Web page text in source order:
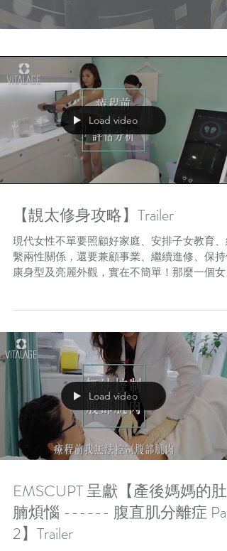
Load video
【靚太修身攻略】Trailer
現代女性不單要照顧好家庭、安排子女教育、
繫兩性關係，還要兼顧事業、繼續進修、保持
康身型及亮麗外觀，實在不簡單！那麼一個女
為Trailer Ve
Load video
EMSCUPT 呈獻【產後媽媽的肚
腩煩惱 ------ 腹直肌分離症 Part
2】Trailer